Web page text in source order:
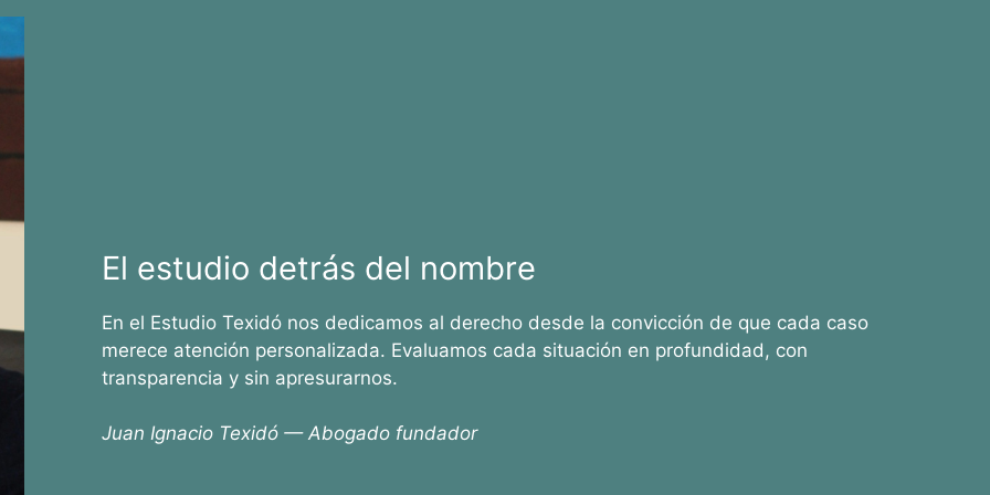
El estudio detrás del nombre
En el Estudio Texidó nos dedicamos al derecho desde la convicción de que cada caso
merece atención personalizada. Evaluamos cada situación en profundidad, con
transparencia y sin apresurarnos.
Juan Ignacio Texidó — Abogado fundador